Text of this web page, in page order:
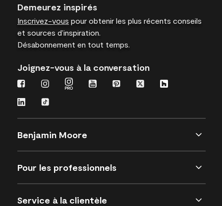
Demeurez inspirés
Inscrivez-vous pour obtenir les plus récents conseils
et sources d’inspiration.
Désabonnement en tout temps.
Joignez-vous à la conversation
Benjamin Moore
Pour les professionnels
Service à la clientèle